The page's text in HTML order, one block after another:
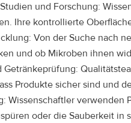
und Forschung:
Ihre kontrollierte
Von der Suche nach
und ob Mikroben ihnen
Getränkeprüfung:
Produkte sicher sind und
Wissenschaftler verwenden
oder die Sauberkeit in